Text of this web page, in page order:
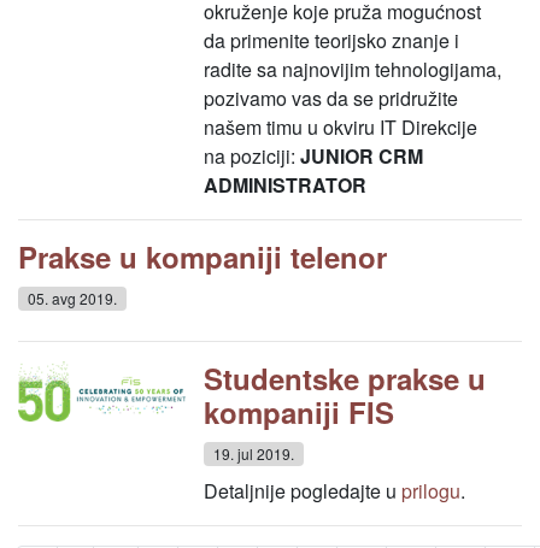
okruženje koje pruža mogućnost
da primenite teorijsko znanje i
radite sa najnovijim tehnologijama,
pozivamo vas da se pridružite
našem timu u okviru IT Direkcije
na poziciji:JUNIOR CRM
ADMINISTRATOR
Prakse u kompaniji telenor
05. avg 2019.
Studentske prakse u
kompaniji FIS
19. jul 2019.
Detaljnije pogledajte u prilogu.